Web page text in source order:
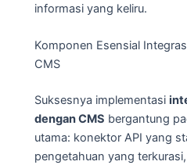
informasi yang keliru.
Komponen Esensial
CMS
Suksesnya implementasi
dengan CMS bergantung
utama: konektor API yang
pengetahuan yang